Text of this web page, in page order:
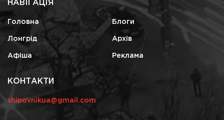
НАВІГАЦІЯ
Головна Блоги
Лонгрід Архів
Афіша Реклама
КОНТАКТИ
shipovnikua@gmail.com